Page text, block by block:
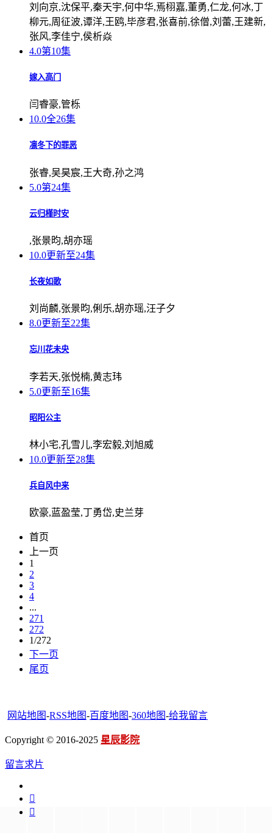
刘向京,沈保平,秦天宇,何中华,焉栩嘉,董勇,仁龙,何冰,丁
柳元,周征波,谭洋,王鸥,毕彦君,张喜前,徐僧,刘蕾,王建新,
张风,李佳宁,侯析焱
4.0第10集
嫁入高门
闫睿豪,管栎
10.0全26集
凛冬下的罪恶
张睿,吴昊宸,王大奇,孙之鸿
5.0第24集
云归槿时安
,张景昀,胡亦瑶
10.0更新至24集
长夜如歌
刘尚麟,张景昀,俐乐,胡亦瑶,汪子夕
8.0更新至22集
忘川花未央
李若天,张悦楠,黄志玮
5.0更新至16集
昭阳公主
林小宅,孔雪儿,李宏毅,刘旭威
10.0更新至28集
兵自风中来
欧豪,蓝盈莹,丁勇岱,史兰芽
首页
上一页
1
2
3
4
...
271
272
1/272
下一页
尾页
网站地图-RSS地图-百度地图-360地图-给我留言
Copyright © 2016-2025 星辰影院
留言求片

